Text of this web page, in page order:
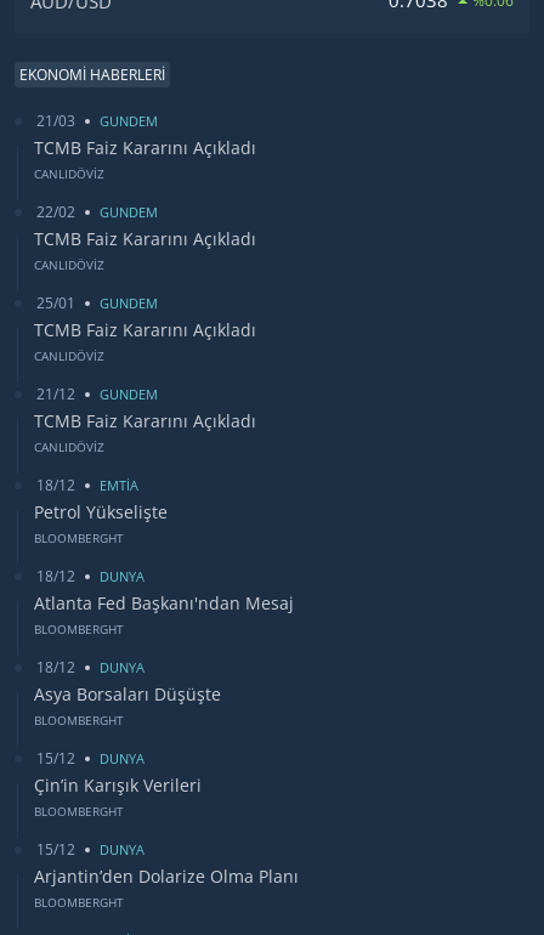
EKONOMİ HABERLERİ
21/03 GUNDEM
TCMB Faiz Kararını Açıkladı
CANLIDÖVİZ
22/02 GUNDEM
TCMB Faiz Kararını Açıkladı
CANLIDÖVİZ
25/01 GUNDEM
TCMB Faiz Kararını Açıkladı
CANLIDÖVİZ
21/12 GUNDEM
TCMB Faiz Kararını Açıkladı
CANLIDÖVİZ
18/12 EMTİA
Petrol Yükselişte
BLOOMBERGHT
18/12 DUNYA
Atlanta Fed Başkanı'ndan Mesaj
BLOOMBERGHT
18/12 DUNYA
Asya Borsaları Düşüşte
BLOOMBERGHT
15/12 DUNYA
Çin’in Karışık Verileri
BLOOMBERGHT
15/12 DUNYA
Arjantin’den Dolarize Olma Planı
BLOOMBERGHT